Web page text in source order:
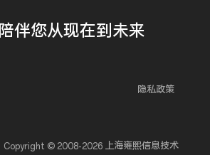
陪伴您从现在到未来
隐私政策
Copyright © 2008-2026 上海雍熙信息技术